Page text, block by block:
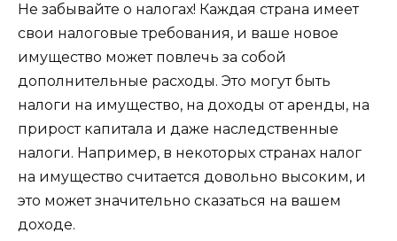
Не забывайте о налогах! Каждая страна имеет
свои налоговые требования, и ваше новое
имущество может повлечь за собой
дополнительные расходы. Это могут быть
налоги на имущество, на доходы от аренды, на
прирост капитала и даже наследственные
налоги. Например, в некоторых странах налог
на имущество считается довольно высоким, и
это может значительно сказаться на вашем
доходе.